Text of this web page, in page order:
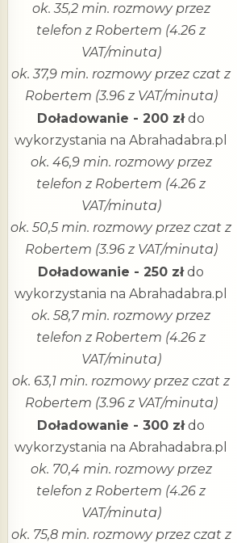
ok. 35,2 min. rozmowy przez
telefon z Robertem (4.26 z
VAT/minuta)
ok. 37,9 min. rozmowy przez czat z
Robertem (3.96 z VAT/minuta)
Doładowanie - 200 złdo
wykorzystania na Abrahadabra.pl
ok. 46,9 min. rozmowy przez
telefon z Robertem (4.26 z
VAT/minuta)
ok. 50,5 min. rozmowy przez czat z
Robertem (3.96 z VAT/minuta)
Doładowanie - 250 złdo
wykorzystania na Abrahadabra.pl
ok. 58,7 min. rozmowy przez
telefon z Robertem (4.26 z
VAT/minuta)
ok. 63,1 min. rozmowy przez czat z
Robertem (3.96 z VAT/minuta)
Doładowanie - 300 złdo
wykorzystania na Abrahadabra.pl
ok. 70,4 min. rozmowy przez
telefon z Robertem (4.26 z
VAT/minuta)
ok. 75,8 min. rozmowy przez czat z